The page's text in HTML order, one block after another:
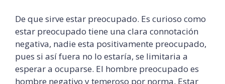
De que sirve estar preocupado. Es curioso como
estar preocupado tiene una clara connotación
negativa, nadie esta positivamente preocupado,
pues si así fuera no lo estaría, se limitaria a
esperar a ocuparse. El hombre preocupado es
hombre negativo y temeroso por norma. Estar